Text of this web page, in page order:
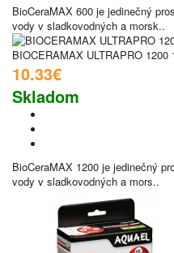
BioCeraMAX 600 je jedinečný
vody v sladkovodných a morsk..
BIOCERAMAX ULTRAPRO 1200
10.33€
Skladom
BioCeraMAX 1200 je jedinečný
vody v sladkovodných a mors..